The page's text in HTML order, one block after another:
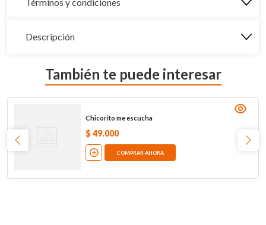
Descripción
También te puede interesar
Chicorito me escucha
$ 49.000
COMPRAR AHORA